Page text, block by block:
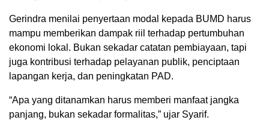
Gerindra menilai penyertaan modal kepada BUMD harus
mampu memberikan dampak riil terhadap pertumbuhan
ekonomi lokal. Bukan sekadar catatan pembiayaan, tapi
juga kontribusi terhadap pelayanan publik, penciptaan
lapangan kerja, dan peningkatan PAD.
“Apa yang ditanamkan harus memberi manfaat jangka
panjang, bukan sekadar formalitas,” ujar Syarif.